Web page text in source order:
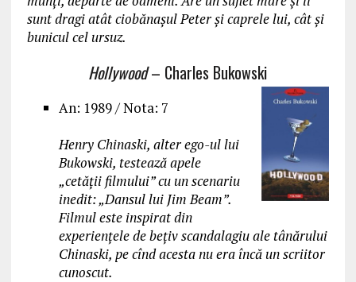
sunt dragi atât ciobănaşul Peter și caprele lui, cât și
bunicul cel ursuz.
Hollywood– Charles Bukowski
An: 1989 / Nota: 7
Henry Chinaski, alter ego-ul lui
Bukowski, testează apele
„cetății filmului” cu un scenariu
inedit: „Dansul lui Jim Beam”.
Filmul este inspirat din
experienţele de beţiv scandalagiu ale tânărului
Chinaski, pe cînd acesta nu era încă un scriitor
cunoscut.